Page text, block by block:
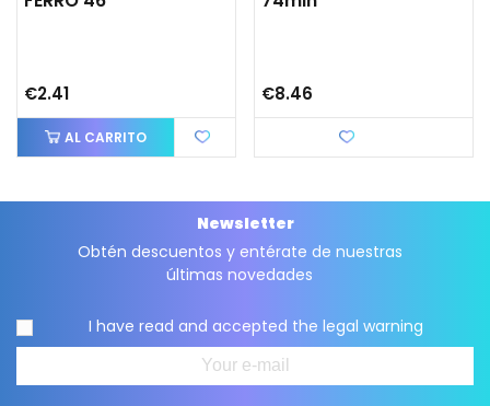
€2.41
AL CARRITO
€8.46
Newsletter
Obtén descuentos y entérate de nuestras
últimas novedades
I have read and accepted the legal warning